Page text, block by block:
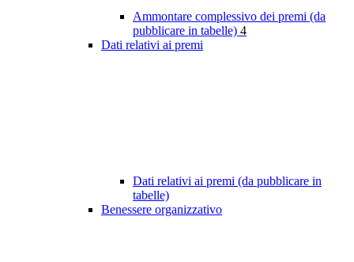
Ammontare complessivo dei premi (da
pubblicare in tabelle) 4
Dati relativi ai premi
Dati relativi ai premi (da pubblicare in
tabelle)
Benessere organizzativo